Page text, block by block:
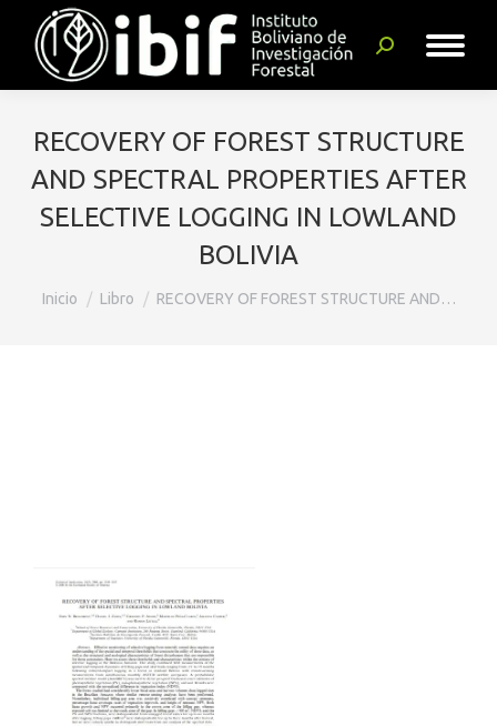
Buscar:
RECOVERY OF FOREST STRUCTURE
AND SPECTRAL PROPERTIES AFTER
SELECTIVE LOGGING IN LOWLAND
BOLIVIA
Estás aquí:
Inicio Libro RECOVERY OF FOREST STRUCTURE AND…